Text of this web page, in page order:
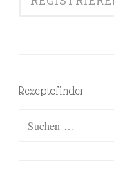
Rezeptefinder